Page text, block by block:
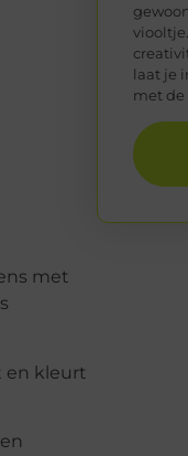
met
en kleurt
laat je
met de